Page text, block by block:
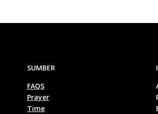
SUMBER
FAQS
Prayer
Time